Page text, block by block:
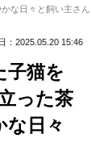
な日々と飼い主さん
：2025.05.20 15:46
子猫を
った茶
な日々